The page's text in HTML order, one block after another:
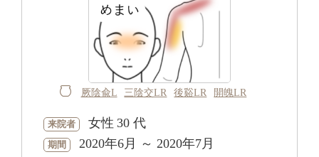
厥陰兪L 三陰交LR 後谿LR 開魄LR
来院者 女性 30 代
期間 2020年6月 ～ 2020年7月